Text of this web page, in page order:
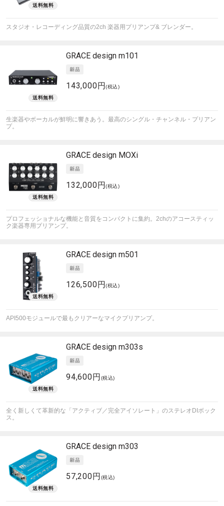
スタジオ・レコーディング品質の2ch 楽器用プリアンプ& ブレンダー。
GRACE design m101
143,000円(税込)
生楽器やボーカルが鮮明に響きあう。最高のシングル・チャンネル・プリアン
プ。
GRACE design MOXi
132,000円(税込)
プロフェッショナルな機能と音質をコンパクトに集約。2chのアコースティッ
ク楽器専用プリアンプ。
GRACE design m501
126,500円(税込)
API500モジュールで最もクリアーなマイクプリアンプ。
GRACE design m303s
94,600円 (税込)
全く新しくて革新的な「アクティブ／完全アイソレート」のステレオDIボック
ス。
GRACE design m303
57,200円 (税込)